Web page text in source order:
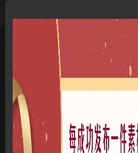
首页 A-三维模型
怀德堂民俗建筑古典建筑SU模型
这家伙很懒，什么都没有写...